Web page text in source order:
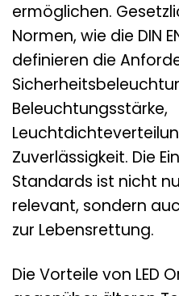
ermöglichen.
Normen, wie die DIN
definieren die
Beleuchtungsstärke,
Zuverlässigkeit. Die
Standards ist nicht
relevant, sondern
zur Lebensrettung.
Die Vorteile von LED